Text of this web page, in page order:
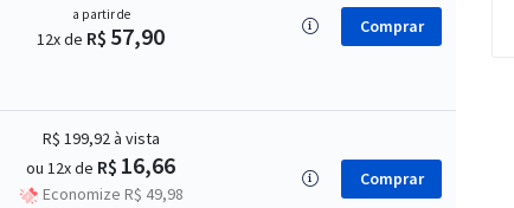
a partir de
12x de R$ 57,90 Comprar
R$ 199,92à vista
ou 12x de R$ 16,66
Economize R$ 49,98
Comprar